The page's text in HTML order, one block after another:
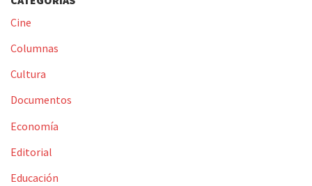
Cine
Columnas
Cultura
Documentos
Economía
Editorial
Educación